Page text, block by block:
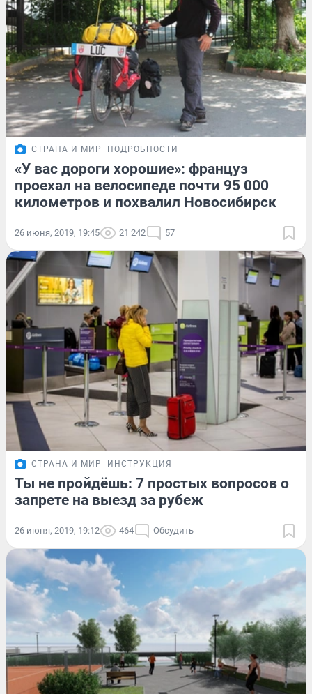
СТРАНА И МИР ПОДРОБНОСТИ
«У вас дороги хорошие»: француз
проехал на велосипеде почти 95 000
километров и похвалил Новосибирск
26 июня, 2019, 19:45 21 242 57
СТРАНА И МИР ИНСТРУКЦИЯ
Ты не пройдёшь: 7 простых вопросов о
запрете на выезд за рубеж
26 июня, 2019, 19:12 464 Обсудить